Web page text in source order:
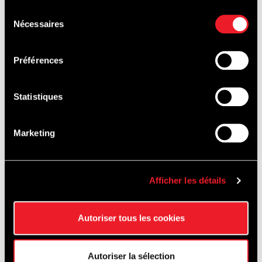
Nécessaires
Préférences
Statistiques
Marketing
Afficher les détails
Autoriser tous les cookies
Autoriser la sélection
OPLEIDING &
VERHUUR